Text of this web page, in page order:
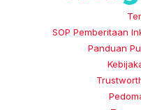
SOP Pemberitaan
Panduan